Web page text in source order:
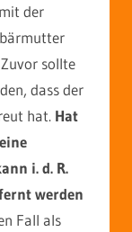
der
sollte
dass der
hat. Hat
i. d. R.
werden
Fall als